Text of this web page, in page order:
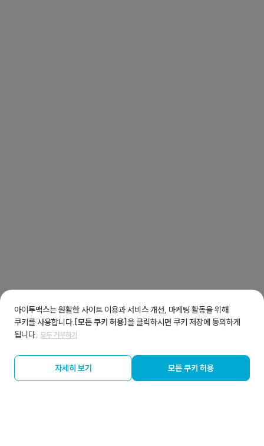
아이투맥스는 원활한 사이트 이용과 서비스 개선, 마케팅 활동을 위해
쿠키를 사용합니다. [모든 쿠키 허용]을 클릭하시면 쿠키 저장에 동의하게
됩니다. 모두 거부하기
자세히 보기 모든 쿠키 허용